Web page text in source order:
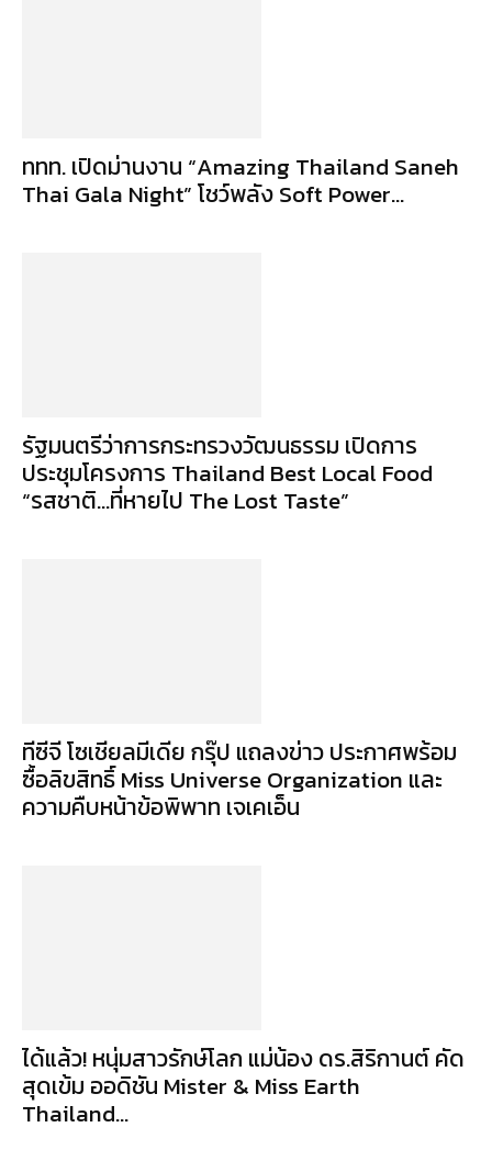
ททท. เปิดม่านงาน “Amazing Thailand Saneh
Thai Gala Night” โชว์พลัง Soft Power...
รัฐมนตรีว่าการกระทรวงวัฒนธรรม เปิดการ
ประชุมโครงการ Thailand Best Local Food
“รสชาติ…ที่หายไป The Lost Taste”
ทีซีจี โซเชียลมีเดีย กรุ๊ป แถลงข่าว ประกาศพร้อม
ซื้อลิขสิทธิ์ Miss Universe Organization และ
ความคืบหน้าข้อพิพาท เจเคเอ็น
ได้แล้ว! หนุ่มสาวรักษ์โลก แม่น้อง ดร.สิริกานต์ คัด
สุดเข้ม ออดิชัน Mister & Miss Earth
Thailand...